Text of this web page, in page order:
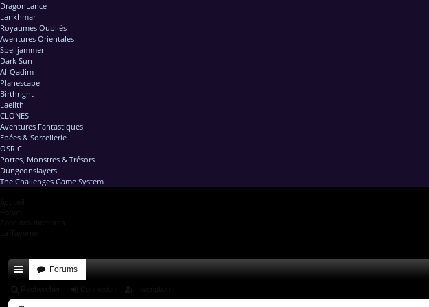
DragonLance
Lankhmar
Royaumes Oubliés
Aventures Orientales
Spelljammer
Dark Sun
Al-Qadim
Planescape
Birthright
Laelith
CLONES
Aventures Fantastiques
Epées & Sorcellerie
OSRIC
Portes, Monstres & Trésors
Dungeonslayers
The Challenges Game System
Forums